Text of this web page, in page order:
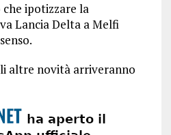
ipotizzare la
Lancia Delta a Melfi
altre novità arriveranno